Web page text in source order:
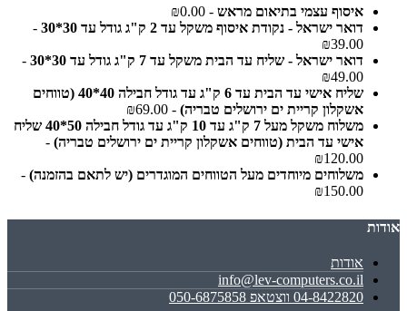
איסוף עצמי בתיאום מראש - ₪0.00
דואר ישראל - נקודת איסוף משקל עד 2 ק"ג גודל עד 30*30
-
₪39.00
דואר ישראל - שליח עד הבית משקל עד 7 ק"ג גודל עד 30*30
-
₪49.00
שליח אישי עד הבית עד 6 ק"ג עד גודל חבילה 40*40 (טווחים
אשקלון קריית ים ירושלים טבריה) - ₪69.00
משלוח משקל מעל 7 ק"ג עד 10 ק"ג עד גודל חבילה 50*40 שליח
אישי עד הבית (טווחים אשקלון קריית ים ירושלים טבריה) -
₪120.00
משלוחים מיוחדים מעל הטווחים המוגדרים (יש לתאם בהזמנה) -
₪150.00
אודות
אודות
info@lev-computers.co.il
04-8422820 ווצטאפ 050-6875858